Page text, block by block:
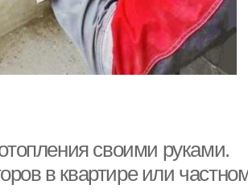
своими руками.
в квартире или